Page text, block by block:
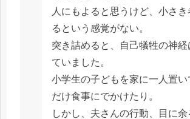
人にもよると思うけど、小さき
るという感覚がない。
突き詰めると、自己犠牲の神経
ていました。
小学生の子どもを家に一人置い
だけ食事にでかけたり。
しかし、夫さんの行動、目に